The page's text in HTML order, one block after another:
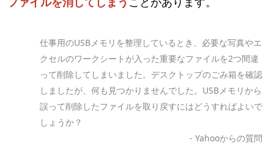
仕事用のUSBメモリを整理しているとき、必要な写真やエ
クセルのワークシートが入った重要なファイルを2つ間違
って削除してしまいました。デスクトップのごみ箱を確認
しましたが、何も見つかりませんでした。USBメモリから
誤って削除したファイルを取り戻すにはどうすればよいで
しょうか？
- Yahooからの質問